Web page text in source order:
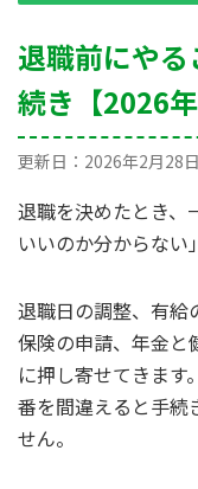
退職前にや
続き【2026年
更新日： 2026年2月28日
退職を決めたとき、
いいのか分からない
退職日の調整、有給
保険の申請、年金と
に押し寄せてきます
番を間違えると手続
せん。